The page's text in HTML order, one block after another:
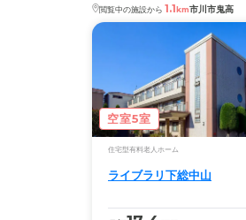
閲覧中の施設から 1.1km市川市鬼高
空室5室
住宅型有料老人ホーム
ライブラリ下総中山